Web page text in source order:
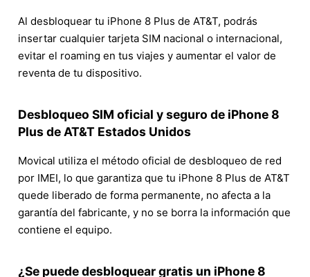
Al desbloquear tu iPhone 8 Plus de AT&T, podrás
insertar cualquier tarjeta SIM nacional o internacional,
evitar el roaming en tus viajes y aumentar el valor de
reventa de tu dispositivo.
Desbloqueo SIM oficial y seguro de iPhone 8
Plus de AT&T Estados Unidos
Movical utiliza el método oficial de desbloqueo de red
por IMEI, lo que garantiza que tu iPhone 8 Plus de AT&T
quede liberado de forma permanente, no afecta a la
garantía del fabricante, y no se borra la información que
contiene el equipo.
¿Se puede desbloquear gratis un iPhone 8